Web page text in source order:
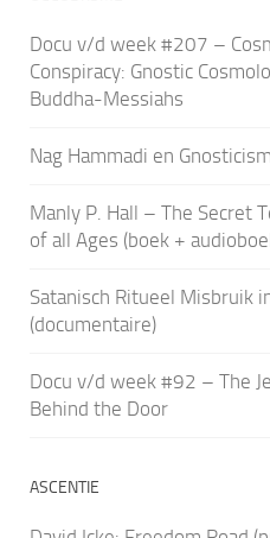
Docu v/d week #207 –
Conspiracy: Gnostic
Buddha-Messiahs
Nag Hammadi en
Manly P. Hall – The Secret
of all Ages (boek +
Satanisch Ritueel Misbruik
(documentaire)
Docu v/d week #92 – The
Behind the Door
ASCENTIE